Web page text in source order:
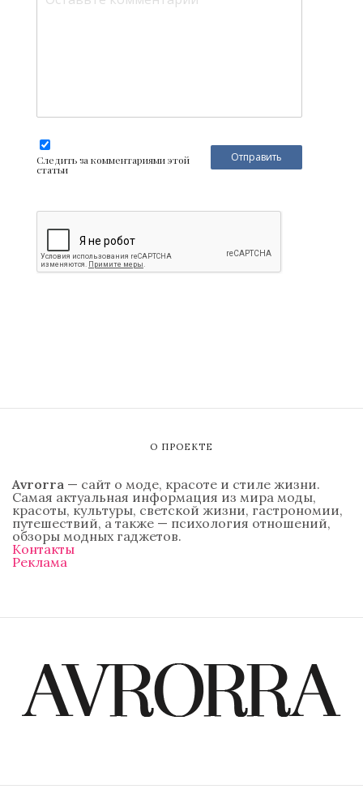
Следить за комментариями этой
статьи
О ПРОЕКТЕ
Avrorra — сайт о моде, красоте и стиле жизни.
Самая актуальная информация из мира моды,
красоты, культуры, светской жизни, гастрономии,
путешествий, а также — психология отношений,
обзоры модных гаджетов.
Контакты
Реклама